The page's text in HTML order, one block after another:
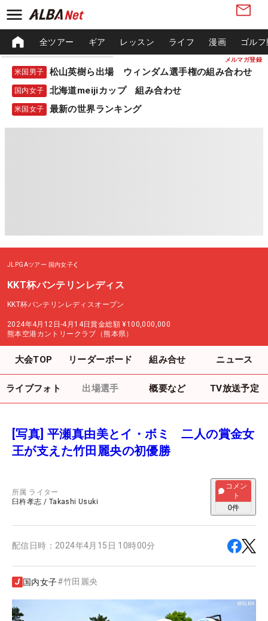
メルマガ登録
全ツアー ギア レッスン ライフ 漫画 ゴル
米国男子 松山英樹ら出場 ウィンダム選手権の組み合わせ
国内女子 北海道meijiカップ 組み合わせ
米国女子 最新の世界ランキング
JLPGAツアー 国内女子
KKT杯バンテリンレディス
KKT杯バンテリンレディスオープン
2024年4月12日-4月14日賞金総額 ¥100,000,000
熊本空港カントリークラブ（熊本県）
大会TOP リーダーボード 組み合せ ニュース
ライブフォト 出場選手 概要など TV放送予定
[写真] 平瀬真由美とイ・ボミ 二人の賞金女
王が支えた竹田麗央の初優勝
所属 ライター
臼杵孝志 / Takashi Usuki
コメン
ト
0件
配信日時： 2024年4月15日 10時00分
国内女子#竹田麗央